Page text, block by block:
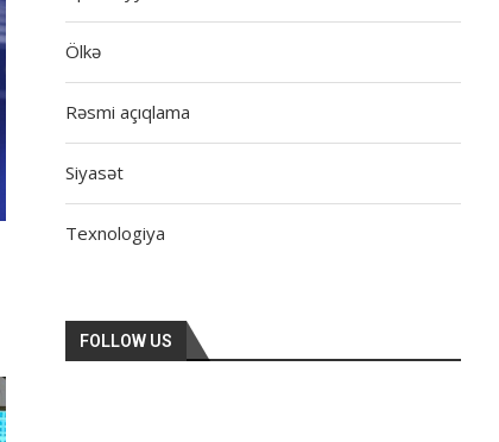
Ölkə
Rəsmi açıqlama
Siyasət
Texnologiya
FOLLOW US